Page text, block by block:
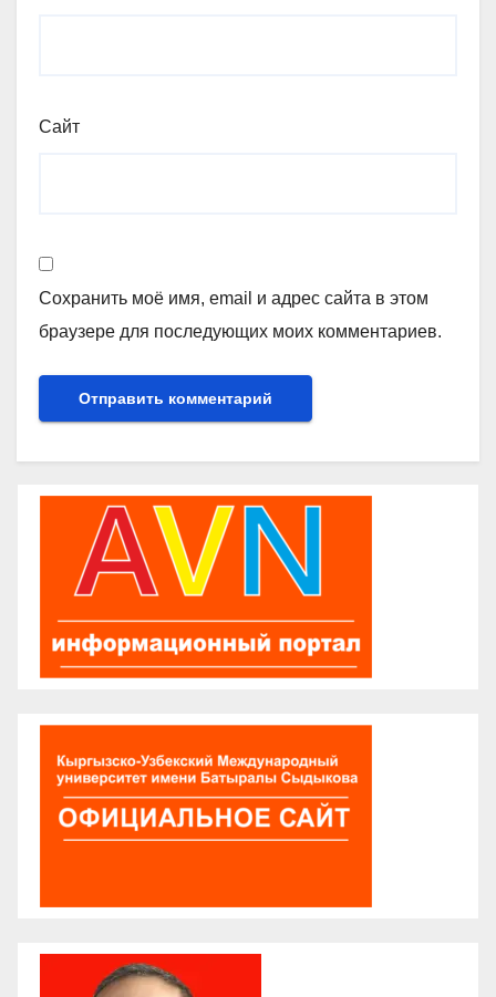
Сайт
Сохранить моё имя, email и адрес сайта в этом
браузере для последующих моих комментариев.